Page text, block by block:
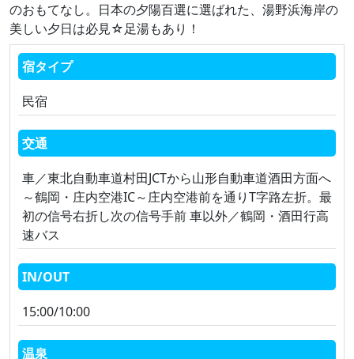
のおもてなし。日本の夕陽百選に選ばれた、湯野浜海岸の
美しい夕日は必見☆足湯もあり！
宿タイプ
民宿
交通
車／東北自動車道村田JCTから山形自動車道酒田方面へ
～鶴岡・庄内空港IC～庄内空港前を通りT字路左折。最
初の信号右折し次の信号手前 車以外／鶴岡・酒田行高
速バス
IN/OUT
15:00/10:00
温泉